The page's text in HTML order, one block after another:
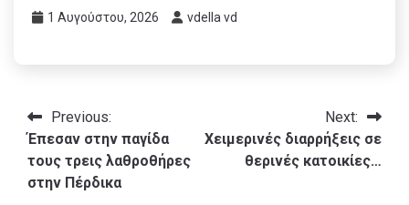
1 Αυγούστου, 2026 vdella vd
Πλοήγηση
άρθρων
Previous:
Έπεσαν στην παγίδα
τους τρεις λαθροθήρες
στην Πέρδικα
Next:
Χειμερινές διαρρήξεις σε
θερινές κατοικίες…